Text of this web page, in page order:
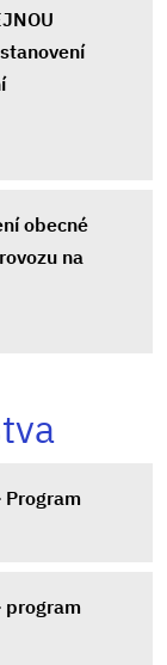
obecné
na